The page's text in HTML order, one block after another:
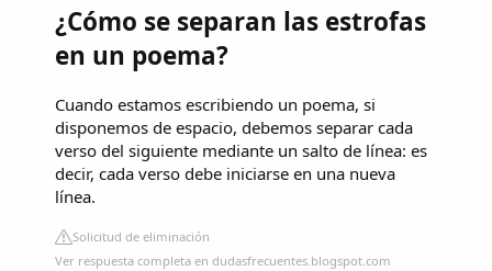
¿Cómo se separan las estrofas
en un poema?
Cuando estamos escribiendo un poema, si
disponemos de espacio, debemos separar cada
verso del siguiente mediante un salto de línea: es
decir, cada verso debe iniciarse en una nueva
línea.
Solicitud de eliminación
Ver respuesta completa en dudasfrecuentes.blogspot.com